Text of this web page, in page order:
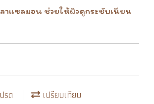
าแซลมอน ช่วยให้ผิวดูกระชับเนียน
รด เปรียบเทียบ